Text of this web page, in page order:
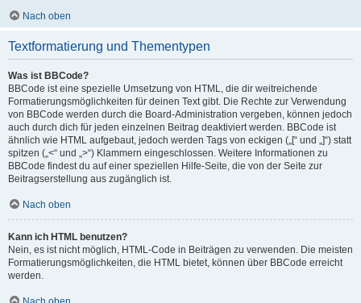
Nach oben
Textformatierung und Thementypen
Was ist BBCode?
BBCode ist eine spezielle Umsetzung von HTML, die dir weitreichende
Formatierungsmöglichkeiten für deinen Text gibt. Die Rechte zur Verwendung
von BBCode werden durch die Board-Administration vergeben, können jedoch
auch durch dich für jeden einzelnen Beitrag deaktiviert werden. BBCode ist
ähnlich wie HTML aufgebaut, jedoch werden Tags von eckigen („[“ und „]“) statt
spitzen („<“ und „>“) Klammern eingeschlossen. Weitere Informationen zu
BBCode findest du auf einer speziellen Hilfe-Seite, die von der Seite zur
Beitragserstellung aus zugänglich ist.
Nach oben
Kann ich HTML benutzen?
Nein, es ist nicht möglich, HTML-Code in Beiträgen zu verwenden. Die meisten
Formatierungsmöglichkeiten, die HTML bietet, können über BBCode erreicht
werden.